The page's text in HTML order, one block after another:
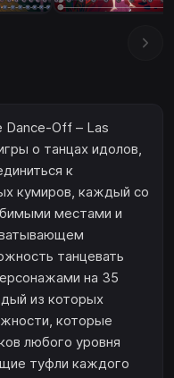
Dance-Off – Las
о танцах идолов,
к
кумиров, каждый со
местами и
танцевать
на 35
из которых
которые
любого уровня
туфли каждого